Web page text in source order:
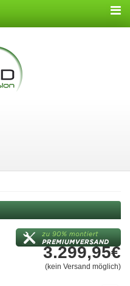
3.299,95€
(kein Versand möglich)